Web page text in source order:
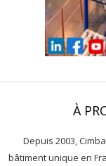
À
Depuis 2003,
bâtiment unique en